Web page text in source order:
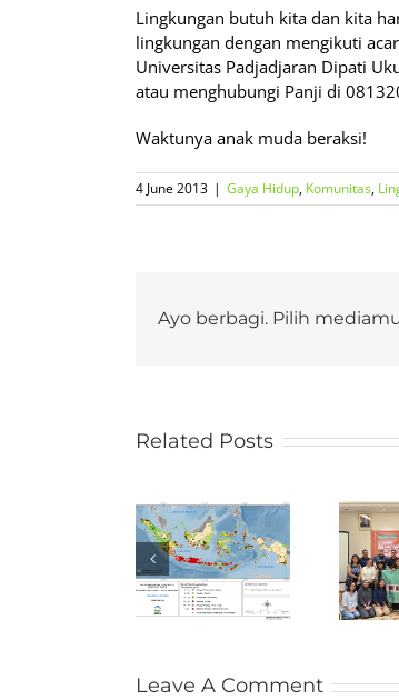
Lingkungan butuh kita dan kita
lingkungan dengan mengikuti
Universitas Padjadjaran Dipati
atau menghubungi Panji di
Waktunya anak muda beraksi!
4 June 2013 | Gaya Hidup, Komunitas,
Ayo berbagi. Pilih
Related Posts
SIEJ Soroti
Minimnya
Suara
Masyarakat
Adat dalam
Leave A Comment